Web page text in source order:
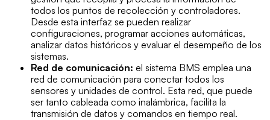
todos los puntos de recolección y controladores.
Desde esta interfaz se pueden realizar
configuraciones, programar acciones automáticas,
analizar datos históricos y evaluar el desempeño de los
sistemas.
Red de comunicación: el sistema BMS emplea una
red de comunicación para conectar todos los
sensores y unidades de control. Esta red, que puede
ser tanto cableada como inalámbrica, facilita la
transmisión de datos y comandos en tiempo real.